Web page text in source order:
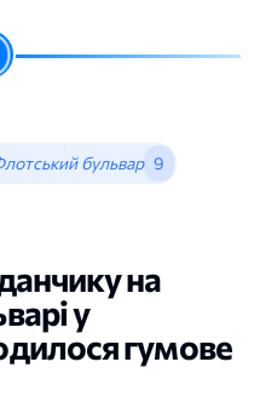
бульвар 9
на
у
гумове